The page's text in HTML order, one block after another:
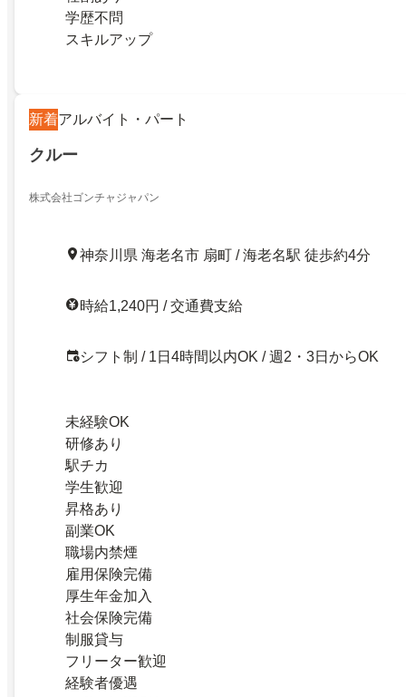
学歴不問
スキルアップ
新着アルバイト・パート
クルー
株式会社ゴンチャジャパン
神奈川県 海老名市 扇町 / 海老名駅 徒歩約4分
時給1,240円 / 交通費支給
シフト制 / 1日4時間以内OK / 週2・3日からOK
未経験OK
研修あり
駅チカ
学生歓迎
昇格あり
副業OK
職場内禁煙
雇用保険完備
厚生年金加入
社会保険完備
制服貸与
フリーター歓迎
経験者優遇